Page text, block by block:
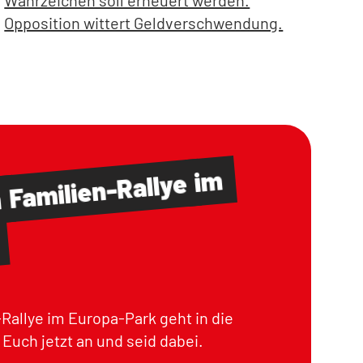
Opposition wittert Geldverschwendung.
Familien-Rallyeim
im Europa-Park geht in die
jetzt an und seid dabei.